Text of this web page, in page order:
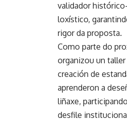
validador
loxístico,
rigor da proposta.
Como parte do
organizou un
creación de
aprenderon a
liñaxe,
desfile